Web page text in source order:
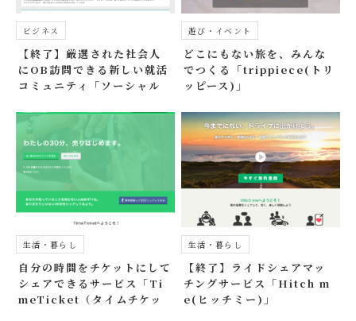
ビジネス
【終了】厳選された社会人
にOB訪問できる新しい就活
コミュニティ「ソーシャル
遊び・イベント
どこにもない旅を、みんな
でつくる「trippiece(トリ
ッピース)」
生活・暮らし
自分の時間をチケットにして
シェアできるサービス「Ti
meTicket（タイムチケッ
生活・暮らし
【終了】ライドシェアマッ
チングサービス「Hitch m
e(ヒッチミー)」